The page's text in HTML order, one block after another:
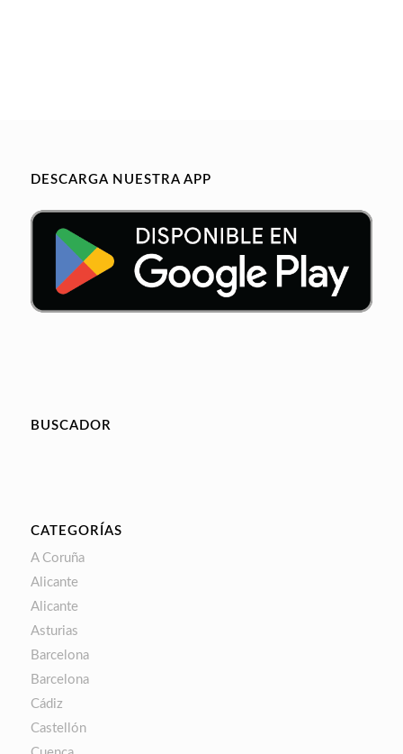
DESCARGA NUESTRA APP
BUSCADOR
CATEGORÍAS
A Coruña
Alicante
Alicante
Asturias
Barcelona
Barcelona
Cádiz
Castellón